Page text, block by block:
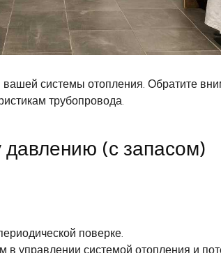
системы отопления. Обратите
трубопровода.
(с запасом)
поверке.
управлении системой отопления и